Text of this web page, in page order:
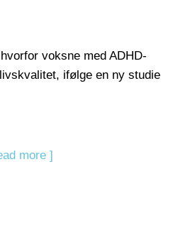
voksne med ADHD-
ifølge en ny studie
more ]